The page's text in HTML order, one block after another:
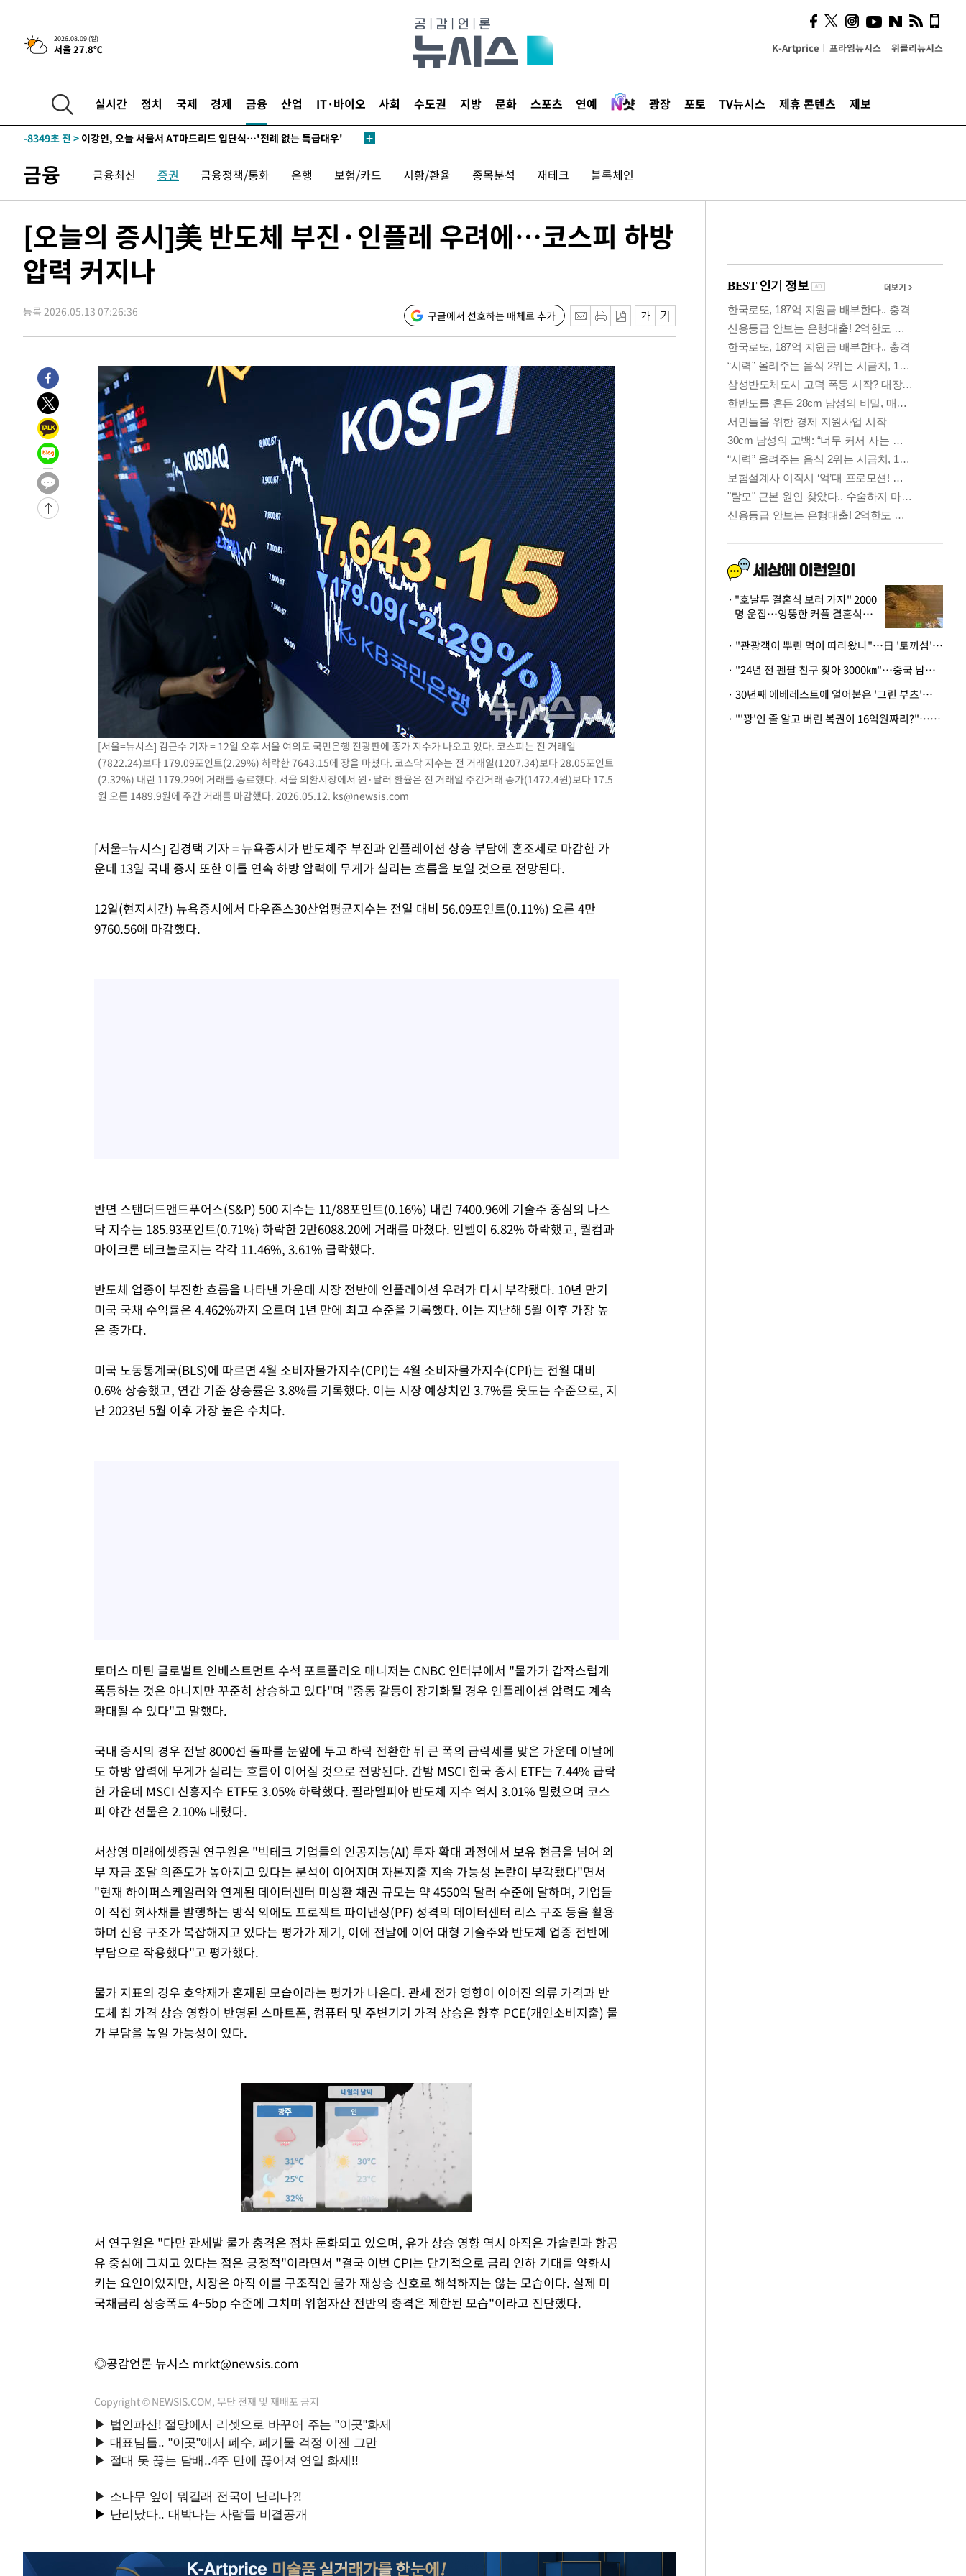
2026.08.09 (일)
서울 27.8℃ K-Artprice 프라임뉴시스 위클리뉴시스
실시간 정치 국제 경제 금융 산업 IT·바이오 사회 수도권 지방 문화 스포츠 연예 광장 포토 TV뉴시스 제휴 콘텐츠 제보
-15033초 전 >[속보]장은수, KLPGA 제주삼다수 역전 우승…데뷔 10년 차에 첫
정상
-10398초 전 > "얼마나 더웠으면"…안동 물길공원서 헤엄친 구렁이 '소동'
-9597초 전 >
'2경기 연속 침묵' 손흥민, 톨루카전 68분만 뛰고 슈팅 0개
-8349초 전 >
1시간 전 >'여긴 20도, 저긴 50도'…열화상 카메라로 본 폭염 저감시설 '온도차'
3시간 전 >
튀르키예 외무장관, "메카 3국 방위협정은 이란이 목표 아냐 " 밝혀
4시간 전 >이군이 불법 군시설 건설한 레바논 남부에서 레바논군 3명 폭발로 부상
-30861초 전 >이강인 ATM 입단식에 '상암벌 들썩'…"세계적인 선수 되길"
-29857초 전 >태풍 돌핀, 중 저장성 타이저우시 해안에 상륙 (1보)
-27203초 전 >AT마드리드 데뷔 앞둔 이강인, 맨시티전 선발 대신 '벤치 시작'
44.40%
-25167초 전 >與 강원·TK 당원투표 합산 김민석 46.01%로 승리…정청래
44.53%
-25007초 전 >[속보]與전대 권리당원투표…강원·경북 김민석, 대구 정청래 승리
45.71%
-24716초 전 >
[속보]與 당대표 경선, 대구 권리당원 투표 정청래 47.82%·김민석
46.35%
-24513초 전 >
[속보]與 당대표 경선, 강원 권리당원 투표 김민석 승리…50.30%
득표
-22431초 전 >
"일본축구협회, 대한축구협회 성 접대 의혹 심판 조사"
-15073초 전 >
[속보]장은수, KLPGA 제주삼다수 역전 우승…데뷔 10년 차에 첫
정상
-10438초 전 >
"얼마나 더웠으면"…안동 물길공원서 헤엄친 구렁이 '소동'
-10365초 전 >
손흥민, 68분 뛰고 2경기 침묵…LAFC, 톨루카에 1-0 승리(종합)
-9637초 전 >
'2경기 연속 침묵' 손흥민, 톨루카전 68분만 뛰고 슈팅 0개
-8389초 전 >
이강인, 오늘 서울서 AT마드리드 입단식…'전례 없는 특급대우'
'여긴 20도, 저긴 50도'…열화상 카메라로 본 폭염 저감시설 '온도차'
콜롬비아 신임 우파 대통령 취임 하루만에 차량폭탄 폭발 사건
튀르키예 외무장관, "메카 3국 방위협정은 이란이 목표 아냐 " 밝혀
이군이 불법 군시설 건설한 레바논 남부에서 레바논군 3명 폭발로 부상
[속보]美중부 사령관, 이스라엘 긴급방문 다중화된 전선 상황 논의
금융 금융최신 증권 금융정책/통화 은행 보험/카드 시황/환율 종목분석 재테크 블록체인
[오늘의 증시]美 반도체 부진·인플레 우려에…코스피 하방
압력 커지나
등록 2026.05.13 07:26:36 구글에서 선호하는 매체로 추가
[서울=뉴시스] 김근수 기자 = 12일 오후 서울 여의도 국민은행 전광판에 종가 지수가 나오고 있다. 코스피는 전 거래일
(7822.24)보다 179.09포인트(2.29%) 하락한 7643.15에 장을 마쳤다. 코스닥 지수는 전 거래일(1207.34)보다 28.05포인트
(2.32%) 내린 1179.29에 거래를 종료했다. 서울 외환시장에서 원·달러 환율은 전 거래일 주간거래 종가(1472.4원)보다 17.5
원 오른 1489.9원에 주간 거래를 마감했다. 2026.05.12. ks@newsis.com
[서울=뉴시스] 김경택 기자 = 뉴욕증시가 반도체주 부진과 인플레이션 상승 부담에 혼조세로 마감한 가
운데 13일 국내 증시 또한 이틀 연속 하방 압력에 무게가 실리는 흐름을 보일 것으로 전망된다.
12일(현지시간) 뉴욕증시에서 다우존스30산업평균지수는 전일 대비 56.09포인트(0.11%) 오른 4만
9760.56에 마감했다.
반면 스탠더드앤드푸어스(S&P) 500 지수는 11/88포인트(0.16%) 내린 7400.96에 기술주 중심의 나스
닥 지수는 185.93포인트(0.71%) 하락한 2만6088.20에 거래를 마쳤다. 인텔이 6.82% 하락했고, 퀄컴과
마이크론 테크놀로지는 각각 11.46%, 3.61% 급락했다.
반도체 업종이 부진한 흐름을 나타낸 가운데 시장 전반에 인플레이션 우려가 다시 부각됐다. 10년 만기
미국 국채 수익률은 4.462%까지 오르며 1년 만에 최고 수준을 기록했다. 이는 지난해 5월 이후 가장 높
은 종가다.
미국 노동통계국(BLS)에 따르면 4월 소비자물가지수(CPI)는 4월 소비자물가지수(CPI)는 전월 대비
0.6% 상승했고, 연간 기준 상승률은 3.8%를 기록했다. 이는 시장 예상치인 3.7%를 웃도는 수준으로, 지
난 2023년 5월 이후 가장 높은 수치다.
토머스 마틴 글로벌트 인베스트먼트 수석 포트폴리오 매니저는 CNBC 인터뷰에서 "물가가 갑작스럽게
폭등하는 것은 아니지만 꾸준히 상승하고 있다"며 "중동 갈등이 장기화될 경우 인플레이션 압력도 계속
확대될 수 있다"고 말했다.
국내 증시의 경우 전날 8000선 돌파를 눈앞에 두고 하락 전환한 뒤 큰 폭의 급락세를 맞은 가운데 이날에
도 하방 압력에 무게가 실리는 흐름이 이어질 것으로 전망된다. 간밤 MSCI 한국 증시 ETF는 7.44% 급락
한 가운데 MSCI 신흥지수 ETF도 3.05% 하락했다. 필라델피아 반도체 지수 역시 3.01% 밀렸으며 코스
피 야간 선물은 2.10% 내렸다.
서상영 미래에셋증권 연구원은 "빅테크 기업들의 인공지능(AI) 투자 확대 과정에서 보유 현금을 넘어 외
부 자금 조달 의존도가 높아지고 있다는 분석이 이어지며 자본지출 지속 가능성 논란이 부각됐다"면서
"현재 하이퍼스케일러와 연계된 데이터센터 미상환 채권 규모는 약 4550억 달러 수준에 달하며, 기업들
이 직접 회사채를 발행하는 방식 외에도 프로젝트 파이낸싱(PF) 성격의 데이터센터 리스 구조 등을 활용
하며 신용 구조가 복잡해지고 있다는 평가가 제기, 이에 전날에 이어 대형 기술주와 반도체 업종 전반에
부담으로 작용했다"고 평가했다.
물가 지표의 경우 호악재가 혼재된 모습이라는 평가가 나온다. 관세 전가 영향이 이어진 의류 가격과 반
도체 칩 가격 상승 영향이 반영된 스마트폰, 컴퓨터 및 주변기기 가격 상승은 향후 PCE(개인소비지출) 물
가 부담을 높일 가능성이 있다.
Mute
서 연구원은 "다만 관세발 물가 충격은 점차 둔화되고 있으며, 유가 상승 영향 역시 아직은 가솔린과 항공
유 중심에 그치고 있다는 점은 긍정적"이라면서 "결국 이번 CPI는 단기적으로 금리 인하 기대를 약화시
키는 요인이었지만, 시장은 아직 이를 구조적인 물가 재상승 신호로 해석하지는 않는 모습이다. 실제 미
국채금리 상승폭도 4~5bp 수준에 그치며 위험자산 전반의 충격은 제한된 모습"이라고 진단했다.
◎공감언론 뉴시스 mrkt@newsis.com
Copyright © NEWSIS.COM, 무단 전재 및 재배포 금지
사이 해답 찾았죠"…알을
깨고 나온 '초자아'
"호날두 결혼식 보러 가자" 2000
명 운집…엉뚱한 커플 결혼식에
· "관광객이 뿌린 먹이 따라왔나"…日 '토끼섬' 멧돼지, 토끼까지 사냥
· "24년 전 펜팔 친구 찾아 3000㎞"…중국 남성 사연에 '뭉클'
· 30년째 에베레스트에 얼어붙은 '그린 부츠'…드디어 가족 품으로
· "'꽝'인 줄 알고 버린 복권이 16억원짜리?"…극적으로 되찾은 사연